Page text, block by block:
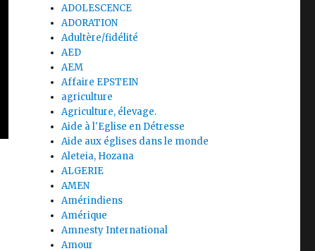
ADOLESCENCE
ADORATION
Adultère/fidélité
AED
AEM
Affaire EPSTEIN
agriculture
Agriculture, élevage.
Aide à l'Eglise en Détresse
Aide aux églises dans le monde
Aleteia, Hozana
ALGERIE
AMEN
Amérindiens
Amérique
Amnesty International
Amour